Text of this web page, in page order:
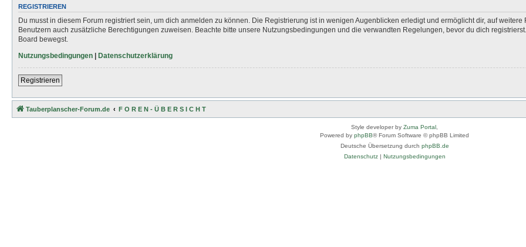
REGISTRIEREN
Du musst in diesem Forum registriert sein, um dich anmelden zu können. Die Registrierung ist in wenigen Augenblicken erledigt und ermöglicht dir, auf
Benutzern auch zusätzliche Berechtigungen zuweisen. Beachte bitte unsere Nutzungsbedingungen und die verwandten Regelungen, bevor du dich
Board bewegst.
Nutzungsbedingungen | Datenschutzerklärung
Registrieren
Tauberplanscher-Forum.de F O R E N - Ü B E R S I C H T
Style developer by Zuma Portal
Powered by phpBB® Forum Software © phpBB Limited
Deutsche Übersetzung durch phpBB.de
Datenschutz| Nutzungsbedingungen